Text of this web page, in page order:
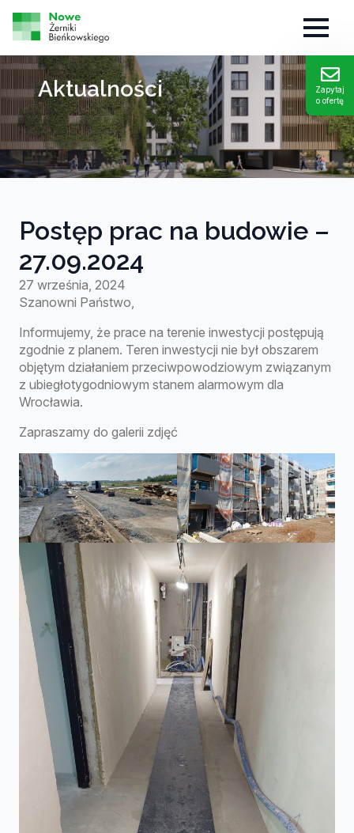
Zapytaj
o ofertę
Aktualności
Postęp prac na budowie –
27.09.2024
27 września, 2024
Szanowni Państwo,
Informujemy, że prace na terenie inwestycji postępują
zgodnie z planem. Teren inwestycji nie był obszarem
objętym działaniem przeciwpowodziowym związanym
z ubiegłotygodniowym stanem alarmowym dla
Wrocławia.
Zapraszamy do galerii zdjęć